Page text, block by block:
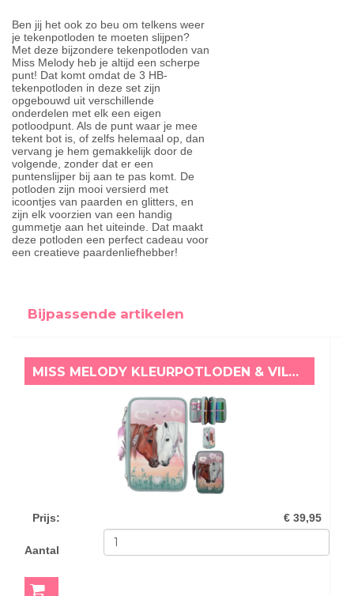
Ben jij het ook zo beu om telkens weer
je tekenpotloden te moeten slijpen?
Met deze bijzondere tekenpotloden van
Miss Melody heb je altijd een scherpe
punt! Dat komt omdat de 3 HB-
tekenpotloden in deze set zijn
opgebouwd uit verschillende
onderdelen met elk een eigen
potloodpunt. Als de punt waar je mee
tekent bot is, of zelfs helemaal op, dan
vervang je hem gemakkelijk door de
volgende, zonder dat er een
puntenslijper bij aan te pas komt. De
potloden zijn mooi versierd met
icoontjes van paarden en glitters, en
zijn elk voorzien van een handig
gummetje aan het uiteinde. Dat maakt
deze potloden een perfect cadeau voor
een creatieve paardenliefhebber!
Bijpassende artikelen
MISS MELODY KLEURPOTLODEN & VILTSTIFTEN ETUI MET LICHT HARTJES
Prijs: € 39,95
Aantal